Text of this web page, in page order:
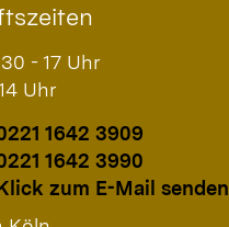
- 17 Uhr
Uhr
1642 3909
1642 3990
zum E-Mail senden